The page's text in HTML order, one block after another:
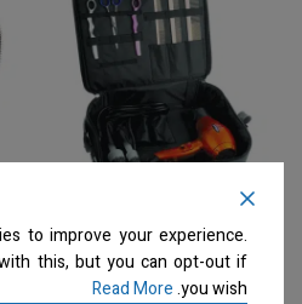
ARTERO – תיק מזוודה סופר
קליל לכלי עבודה SUPER
LIGHT CARRY-ON BAG
to improve your experience.
this, but you can opt-out if
you wish.
Read More